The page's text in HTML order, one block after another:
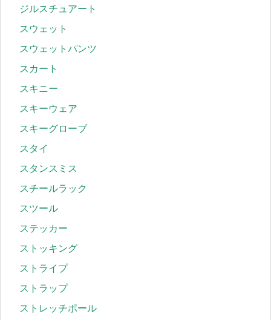
ジルスチュアート
スウェット
スウェットパンツ
スカート
スキニー
スキーウェア
スキーグローブ
スタイ
スタンスミス
スチールラック
スツール
ステッカー
ストッキング
ストライプ
ストラップ
ストレッチポール